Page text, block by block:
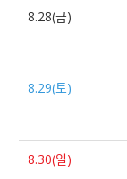
8.28(금)
8.29(토)
8.30(일)